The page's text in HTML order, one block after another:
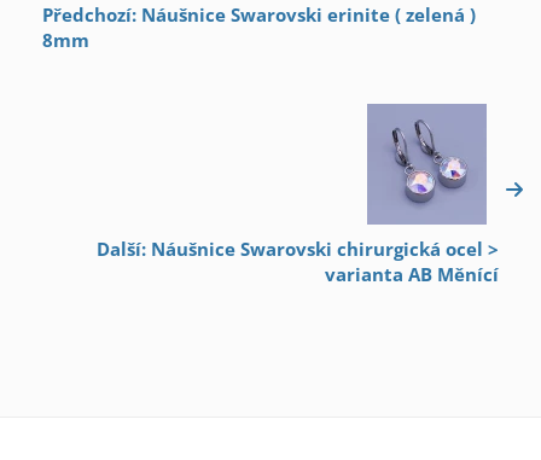
Předchozí: Náušnice Swarovski erinite ( zelená )
8mm
Další: Náušnice Swarovski chirurgická ocel >
varianta AB Měnící